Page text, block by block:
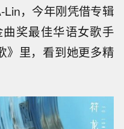
，今年刚凭借专辑
曲奖最佳华语女歌手
》里，看到她更多精